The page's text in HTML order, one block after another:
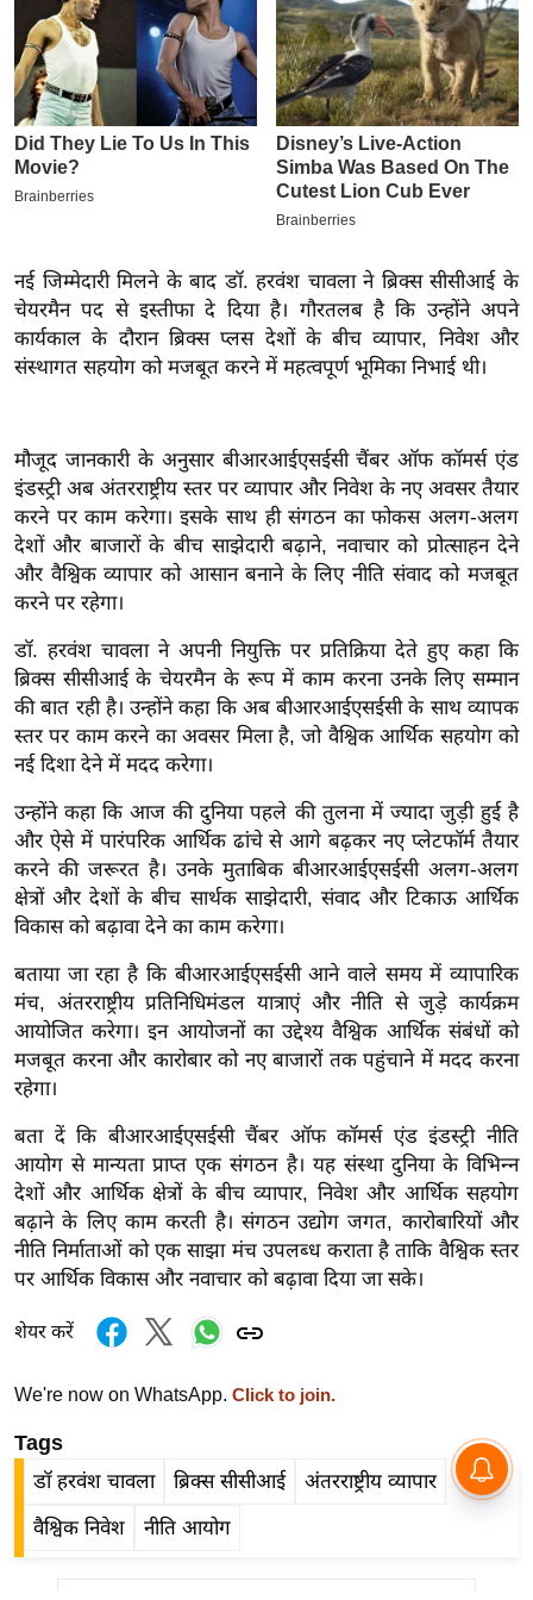
इ
म
ई
-
पे
प
सा
ल
बे
सा
ल
श
ख्सि
य
त
यं
ग
इं
डि
या
सा
हि
त्य
ज
ग
ऑ
टो
व
र्ल्ड
न्यू
ज
ब्री
फ
म
नो
ज
ज
ग
त
ली
नई जिम्मेदारी मिलने के बाद डॉ. हरवंश चावला ने ब्रिक्स सीसीआई के
चेयरमैन पद से इस्तीफा दे दिया है। गौरतलब है कि उन्होंने अपने
कार्यकाल के दौरान ब्रिक्स प्लस देशों के बीच व्यापार, निवेश और
संस्थागत सहयोग को मजबूत करने में महत्वपूर्ण भूमिका निभाई थी।
मौजूद जानकारी के अनुसार बीआरआईएसईसी चैंबर ऑफ कॉमर्स एंड
इंडस्ट्री अब अंतरराष्ट्रीय स्तर पर व्यापार और निवेश के नए अवसर तैयार
करने पर काम करेगा। इसके साथ ही संगठन का फोकस अलग-अलग
देशों और बाजारों के बीच साझेदारी बढ़ाने, नवाचार को प्रोत्साहन देने
और वैश्विक व्यापार को आसान बनाने के लिए नीति संवाद को मजबूत
करने पर रहेगा।
डॉ. हरवंश चावला ने अपनी नियुक्ति पर प्रतिक्रिया देते हुए कहा कि
ब्रिक्स सीसीआई के चेयरमैन के रूप में काम करना उनके लिए सम्मान
की बात रही है। उन्होंने कहा कि अब बीआरआईएसईसी के साथ व्यापक
स्तर पर काम करने का अवसर मिला है, जो वैश्विक आर्थिक सहयोग को
नई दिशा देने में मदद करेगा।
उन्होंने कहा कि आज की दुनिया पहले की तुलना में ज्यादा जुड़ी हुई है
और ऐसे में पारंपरिक आर्थिक ढांचे से आगे बढ़कर नए प्लेटफॉर्म तैयार
करने की जरूरत है। उनके मुताबिक बीआरआईएसईसी अलग-अलग
क्षेत्रों और देशों के बीच सार्थक साझेदारी, संवाद और टिकाऊ आर्थिक
विकास को बढ़ावा देने का काम करेगा।
बताया जा रहा है कि बीआरआईएसईसी आने वाले समय में व्यापारिक
मंच, अंतरराष्ट्रीय प्रतिनिधिमंडल यात्राएं और नीति से जुड़े कार्यक्रम
आयोजित करेगा। इन आयोजनों का उद्देश्य वैश्विक आर्थिक संबंधों को
मजबूत करना और कारोबार को नए बाजारों तक पहुंचाने में मदद करना
रहेगा।
बता दें कि बीआरआईएसईसी चैंबर ऑफ कॉमर्स एंड इंडस्ट्री नीति
आयोग से मान्यता प्राप्त एक संगठन है। यह संस्था दुनिया के विभिन्न
देशों और आर्थिक क्षेत्रों के बीच व्यापार, निवेश और आर्थिक सहयोग
बढ़ाने के लिए काम करती है। संगठन उद्योग जगत, कारोबारियों और
नीति निर्माताओं को एक साझा मंच उपलब्ध कराता है ताकि वैश्विक स्तर
पर आर्थिक विकास और नवाचार को बढ़ावा दिया जा सके।
शेयर करें
We're now on WhatsApp. Click to join.
Tags
डॉ हरवंश चावला ब्रिक्स सीसीआई अंतरराष्ट्रीय व्यापार
वैश्विक निवेश नीति आयोग